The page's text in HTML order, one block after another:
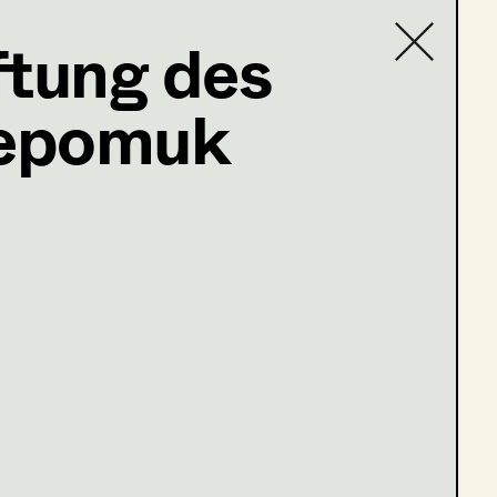
der Wahrheit
des